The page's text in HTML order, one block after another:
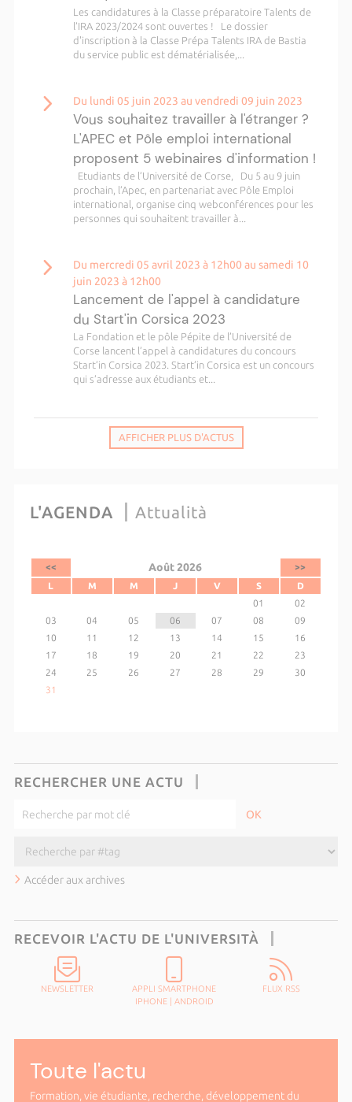
Les candidatures à la Classe préparatoire Talents de
l’IRA 2023/2024 sont ouvertes ! Le dossier
d'inscription à la Classe Prépa Talents IRA de Bastia
du service public est dématérialisée,...
Du lundi 05 juin 2023 au vendredi 09 juin 2023
Vous souhaitez travailler à l'étranger ?
L'APEC et Pôle emploi international
proposent 5 webinaires d'information !
Etudiants de l’Université de Corse, Du 5 au 9 juin
prochain, l’Apec, en partenariat avec Pôle Emploi
international, organise cinq webconférences pour les
personnes qui souhaitent travailler à...
Du mercredi 05 avril 2023 à 12h00 au samedi 10
juin 2023 à 12h00
Lancement de l'appel à candidature
du Start'in Corsica 2023
La Fondation et le pôle Pépite de l’Université de
Corse lancent l’appel à candidatures du concours
Start’in Corsica 2023. Start’in Corsica est un concours
qui s’adresse aux étudiants et...
AFFICHER PLUS D'ACTUS
L'AGENDA Attualità
<< Août 2026
>>
L
M M J V S
D
01
02
03
04 05 06 07 08
09
10
11 12 13 14 15
16
17
18 19 20 21 22
23
24
25 26 27 28 29
30
31
RECHERCHER UNE ACTU
Accéder aux archives
RECEVOIR L'ACTU DE L'UNIVERSITÀ
NEWSLETTER
APPLI SMARTPHONE
IPHONE| ANDROID
FLUX RSS
Toute l'actu
Formation, vie étudiante, recherche, développement du